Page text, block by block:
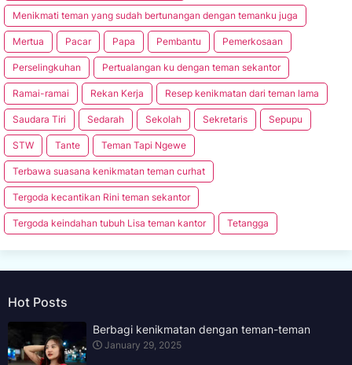
Menikmati teman yang sudah bertunangan dengan temanku juga
Mertua Pacar Papa Pembantu Pemerkosaan
Perselingkuhan Pertualangan ku dengan teman sekantor
Ramai-ramai Rekan Kerja Resep kenikmatan dari teman lama
Saudara Tiri Sedarah Sekolah Sekretaris Sepupu
STW Tante Teman Tapi Ngewe
Terbawa suasana kenikmatan teman curhat
Tergoda kecantikan Rini teman sekantor
Tergoda keindahan tubuh Lisa teman kantor Tetangga
Hot Posts
Berbagi kenikmatan dengan teman-teman
January 29, 2025